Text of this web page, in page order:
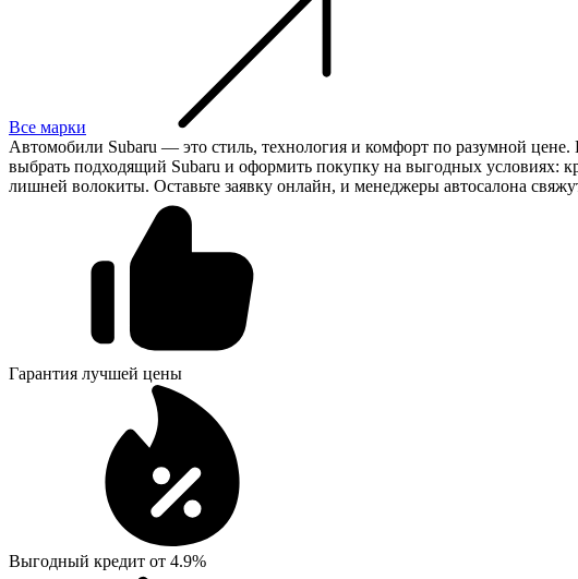
Все марки
Автомобили Subaru — это стиль, технология и комфорт по разумной
выбрать подходящий Subaru и оформить покупку на выгодных условиях:
лишней волокиты. Оставьте заявку онлайн, и менеджеры автосалона
Гарантия лучшей цены
Выгодный кредит от 4.9%